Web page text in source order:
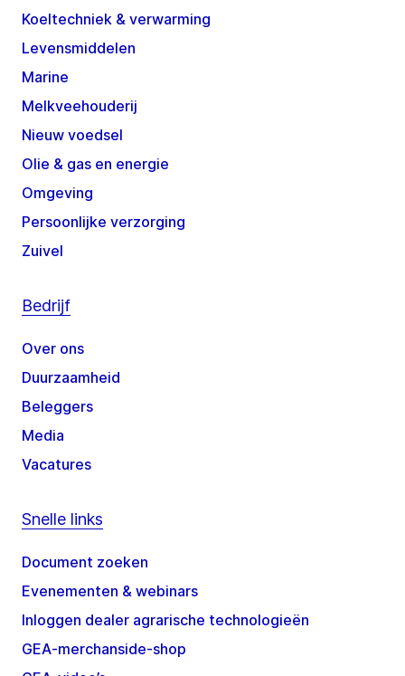
Koeltechniek & verwarming
Levensmiddelen
Marine
Melkveehouderij
Nieuw voedsel
Olie & gas en energie
Omgeving
Persoonlijke verzorging
Zuivel
Bedrijf
Over ons
Duurzaamheid
Beleggers
Media
Vacatures
Snelle links
Document zoeken
Evenementen & webinars
Inloggen dealer agrarische technologieën
GEA-merchanside-shop